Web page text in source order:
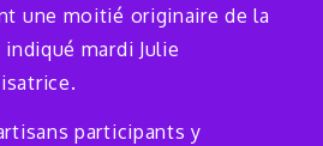
une moitié originaire de la
mardi Julie
participants y